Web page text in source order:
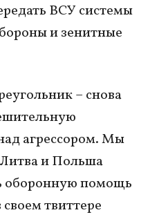
ВСУ системы
и зенитные
– снова
агрессором. Мы
и Польша
оборонную помощь
твиттере